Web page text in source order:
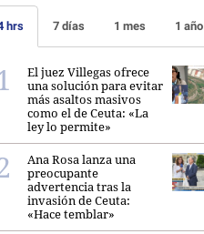
hrs 7 días 1 mes 1 año
El juez Villegas ofrece
una solución para evitar
más asaltos masivos
como el de Ceuta: «La
ley lo permite»
Ana Rosa lanza una
preocupante
advertencia tras la
invasión de Ceuta:
«Hace temblar»